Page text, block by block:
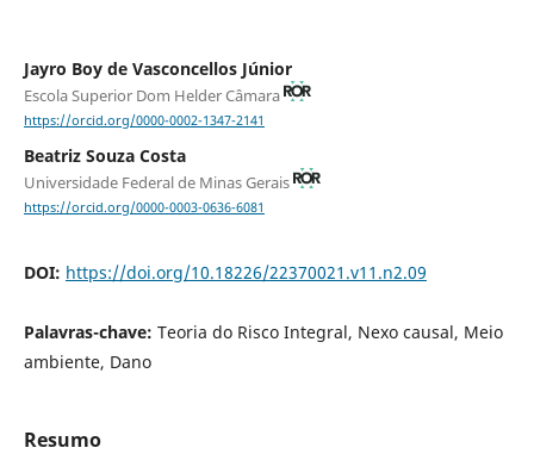
Jayro Boy de Vasconcellos Júnior
Escola Superior Dom Helder Câmara
https://orcid.org/0000-0002-1347-2141
Beatriz Souza Costa
Universidade Federal de Minas Gerais
https://orcid.org/0000-0003-0636-6081
DOI: https://doi.org/10.18226/22370021.v11.n2.09
Palavras-chave: Teoria do Risco Integral, Nexo causal, Meio
ambiente, Dano
Resumo